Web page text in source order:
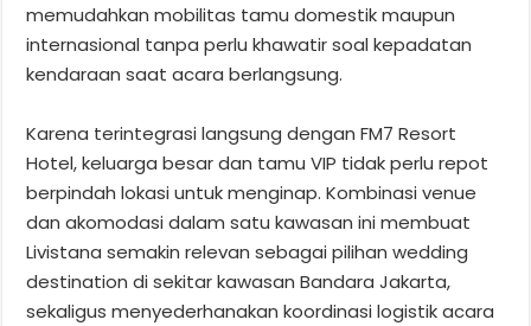
memudahkan mobilitas tamu domestik maupun
internasional tanpa perlu khawatir soal kepadatan
kendaraan saat acara berlangsung.
Karena terintegrasi langsung dengan FM7 Resort
Hotel, keluarga besar dan tamu VIP tidak perlu repot
berpindah lokasi untuk menginap. Kombinasi venue
dan akomodasi dalam satu kawasan ini membuat
Livistana semakin relevan sebagai pilihan wedding
destination di sekitar kawasan Bandara Jakarta,
sekaligus menyederhanakan koordinasi logistik acara